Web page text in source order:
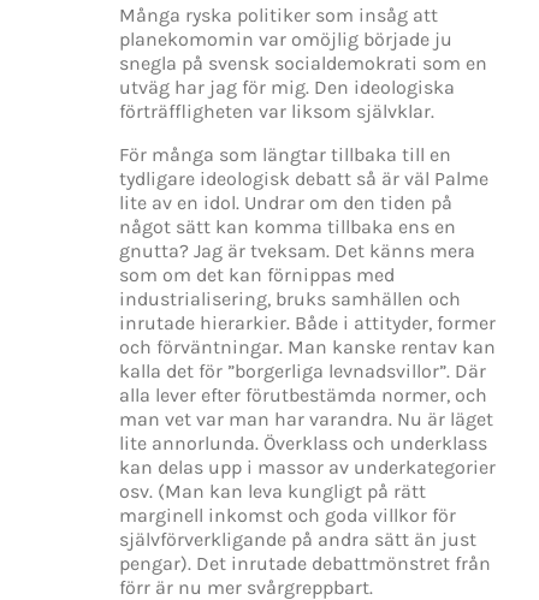
Många ryska politiker som insåg att
planekomomin var omöjlig började ju
snegla på svensk socialdemokrati som en
utväg har jag för mig. Den ideologiska
förträffligheten var liksom självklar.
För många som längtar tillbaka till en
tydligare ideologisk debatt så är väl Palme
lite av en idol. Undrar om den tiden på
något sätt kan komma tillbaka ens en
gnutta? Jag är tveksam. Det känns mera
som om det kan förnippas med
industrialisering, bruks samhällen och
inrutade hierarkier. Både i attityder, former
och förväntningar. Man kanske rentav kan
kalla det för ”borgerliga levnadsvillor”. Där
alla lever efter förutbestämda normer, och
man vet var man har varandra. Nu är läget
lite annorlunda. Överklass och underklass
kan delas upp i massor av underkategorier
osv. (Man kan leva kungligt på rätt
marginell inkomst och goda villkor för
självförverkligande på andra sätt än just
pengar). Det inrutade debattmönstret från
förr är nu mer svårgreppbart.